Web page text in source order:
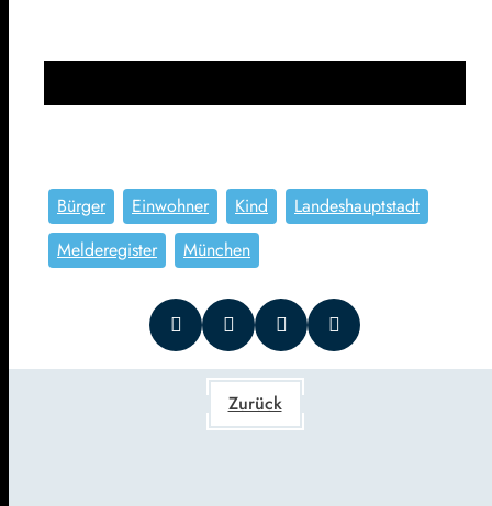
Bürger Einwohner Kind
Landeshauptstadt
Melderegister
München
Zurück